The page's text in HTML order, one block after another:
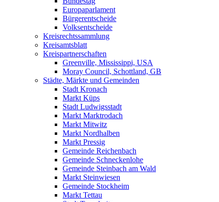
Europaparlament
Bürgerentscheide
Volksentscheide
Kreisrechtssammlung
Kreisamtsblatt
Kreispartnerschaften
Greenville, Mississippi, USA
Moray Council, Schottland, GB
Städte, Märkte und Gemeinden
Stadt Kronach
Markt Küps
Stadt Ludwigsstadt
Markt Marktrodach
Markt Mitwitz
Markt Nordhalben
Markt Pressig
Gemeinde Reichenbach
Gemeinde Schneckenlohe
Gemeinde Steinbach am Wald
Markt Steinwiesen
Gemeinde Stockheim
Markt Tettau